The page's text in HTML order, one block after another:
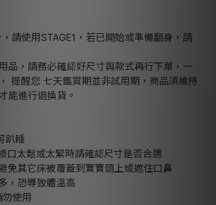
請使用STAGE1，若已開始或準備翻身，請
品，請務必確認好尺寸與款式再行下單，一
提醒您 七天鑑賞期並非試用期，商品須維持
能進行退換貨。
趴睡
口太鬆或太緊時請確認尺寸是否合適
免其它床被覆蓋到寶寶頭上或遮住口鼻
，恐導致體溫高
勿使用